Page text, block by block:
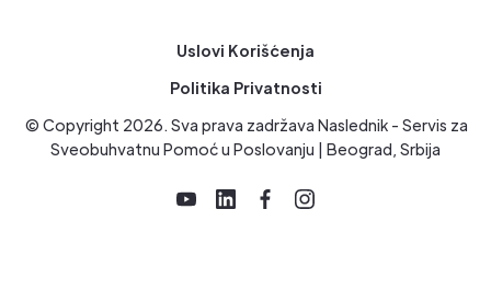
Uslovi Korišćenja
Politika Privatnosti
© Copyright 2026. Sva prava zadržava Naslednik - Servis za
Sveobuhvatnu Pomoć u Poslovanju | Beograd, Srbija